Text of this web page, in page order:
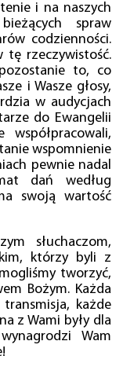
i na naszych
spraw
codzienności.
tę rzeczywistość.
to, co
i Wasze głosy,
w audycjach
do Ewangelii
wspomnienie
pewnie nadal
dań według
swoją wartość
słuchaczom,
którzy byli z
tworzyć,
Bożym. Każda
każde
z Wami były dla
Wam